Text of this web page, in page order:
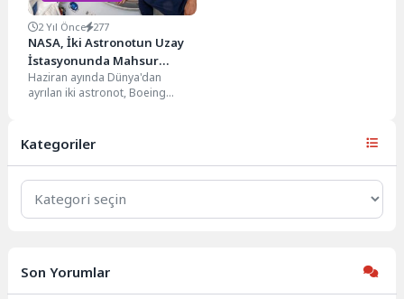
2 Yıl Önce 277
NASA, İki Astronotun Uzay
İstasyonunda Mahsur
Kalabileceğini Açıkladı
Haziran ayında Dünya'dan
ayrılan iki astronot, Boeing
Uluslararası Uzay...
Kategoriler
Kategoriler
Son Yorumlar